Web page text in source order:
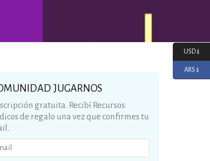
JUGARNOS
gratuita. Recibí Recursos
de regalo una vez que confirmes tu
USD $
ARS $